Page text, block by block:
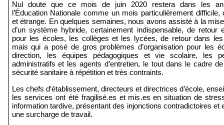
Nul doute que ce mois de juin 2020 restera dans les
l’Éducation Nationale comme un mois particulièrement difficile,
et étrange. En quelques semaines, nous avons assisté à la
d’un système hybride, certainement indispensable, de retour
pour les écoles, les collèges et les lycées, de retour dans
mais qui a posé de gros problèmes d’organisation pour les
direction, les équipes pédagogiques et vie scolaire, les
administratifs et les agents d’entretien, le tout dans le cadre
sécurité sanitaire à répétition et très contraints.
Les chefs d’établissement, directeurs et directrices d’école,
les services ont été fragilisé.es et mis.es en situation de
information tardive, présentant des injonctions contradictoires et
une surcharge de travail.